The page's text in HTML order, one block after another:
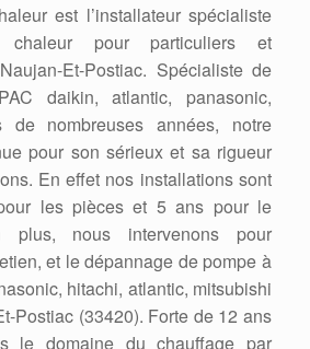
est l’installateur spécialiste
pour particuliers et
Et-Postiac. Spécialiste de
daikin, atlantic, panasonic,
de nombreuses années, notre
pour son sérieux et sa rigueur
En effet nos installations sont
les pièces et 5 ans pour le
plus, nous intervenons pour
et le dépannage de pompe à
hitachi, atlantic, mitsubishi
Postiac (33420). Forte de 12 ans
le domaine du chauffage par